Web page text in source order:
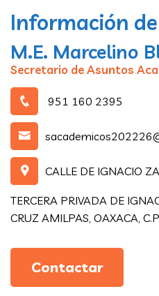
Información
M.E. Marcelino
Secretario de Asuntos
951 160 2395
CALLE DE IGNACIO
TERCERA PRIVADA DE
CRUZ AMILPAS, OAXACA,
Contactar